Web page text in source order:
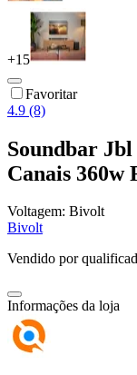
+15
Favoritar
4.9 (8)
Soundbar Jbl
Canais 360w
Voltagem: Bivolt
Bivolt
Vendido por
Informações da loja